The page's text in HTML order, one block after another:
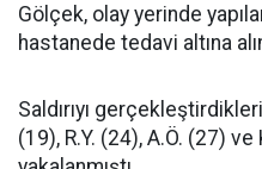
Gölçek, olay yerinde
hastanede tedavi altına
Saldırıyı
(19), R.Y. (24), A.Ö. (27)